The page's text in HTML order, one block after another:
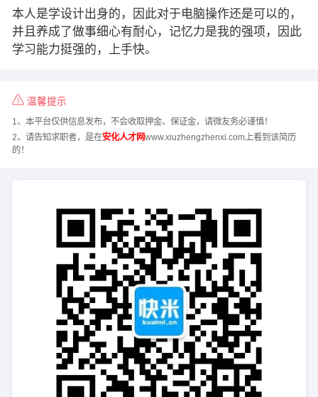
本人是学设计出身的，因此对于电脑操作还是可以的，
并且养成了做事细心有耐心，记忆力是我的强项，因此
学习能力挺强的，上手快。
温馨提示
1、本平台仅供信息发布，不会收取押金、保证金，请微友务必谨慎！
2、请告知求职者，是在安化人才网www.xiuzhengzhenxi.com上看到该简历
的！